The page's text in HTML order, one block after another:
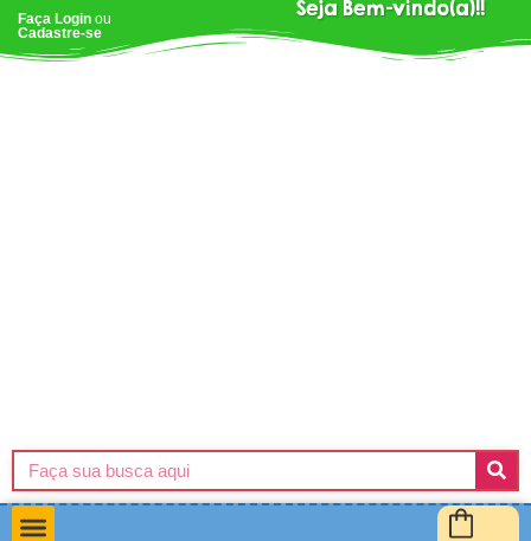
Faça Login ou
Cadastre-se
Seja Bem-vindo(a)!!